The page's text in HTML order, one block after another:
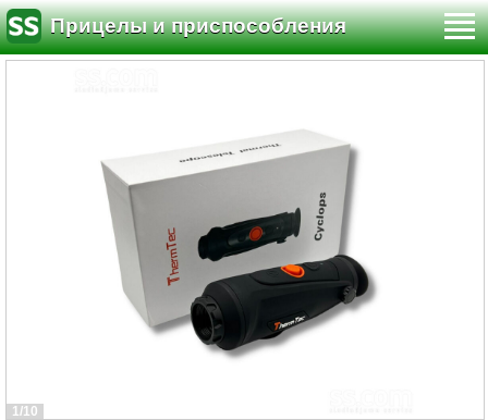
Прицелы и приспособления
1/10